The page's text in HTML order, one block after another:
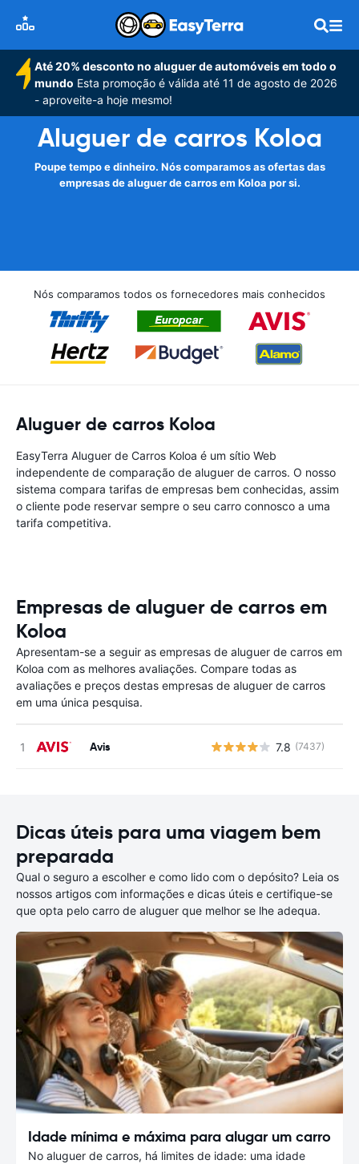
Até 20% desconto no aluguer de automóveis em todo o
mundo Esta promoção é válida até 11 de agosto de 2026
- aproveite-a hoje mesmo!
Aluguer de carros Koloa
Poupe tempo e dinheiro. Nós comparamos as ofertas das
empresas de aluguer de carros em Koloa por si.
Nós comparamos todos os fornecedores mais conhecidos
Aluguer de carros Koloa
EasyTerra Aluguer de Carros Koloa é um sítio Web
independente de comparação de aluguer de carros. O nosso
sistema compara tarifas de empresas bem conhecidas, assim
o cliente pode reservar sempre o seu carro connosco a uma
tarifa competitiva.
Empresas de aluguer de carros em
Koloa
Apresentam-se a seguir as empresas de aluguer de carros em
Koloa com as melhores avaliações. Compare todas as
avaliações e preços destas empresas de aluguer de carros
em uma única pesquisa.
Avis 7.8 (7437)
Dicas úteis para uma viagem bem
preparada
Qual o seguro a escolher e como lido com o depósito? Leia os
nossos artigos com informações e dicas úteis e certifique-se
que opta pelo carro de aluguer que melhor se lhe adequa.
Idade mínima e máxima para alugar um carro
No aluguer de carros, há limites de idade: uma idade